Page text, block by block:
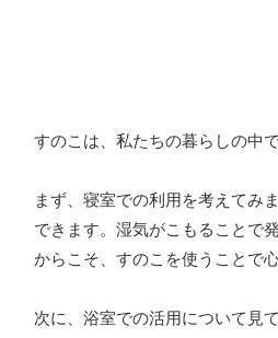
すのこは、私たちの暮らしの中
まず、寝室での利用を考えてみ
できます。湿気がこもることで
からこそ、すのこを使うことで
次に、浴室での活用について見